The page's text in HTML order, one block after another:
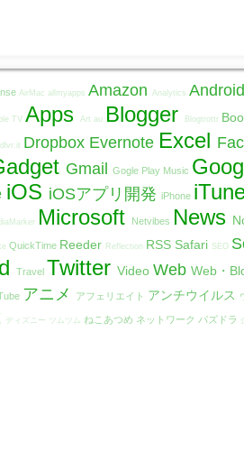
AirMac allmyapps Amazon Analytics Android
TV Apps Art au Blogger Blogtrottr
dlvr.it Dropbox Evernote Excel
Gmail Gogle Play Music
iOS iOSアプリ開発 iPhone
Microsoft Netvibes News
QuickTime Reeder Reflection RSS Safari SEO
Travel Twitter Video Web Web・
アニメ アフェリエイト アンチウイルス
ディズニー ツムツム ねこあつめ ネットワーク パズドラ